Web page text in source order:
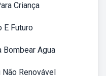
Criança
E Futuro
Bombear Agua
Renovável